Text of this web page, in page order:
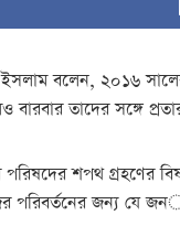
ইসলাম বলেন, ২০১৬
বারবার তাদের সঙ্গে
পরিষদের শপথ গ্রহণের
পরিবর্তনের জন্য যে